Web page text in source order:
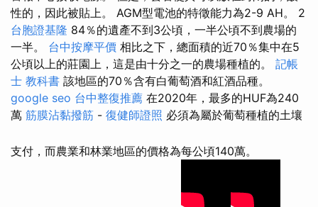
性的，因此被貼上。 AGM型電池的特徵能力為2-9 AH。 2
台胞證基隆 84％的遺產不到3公頃，一半公頃不到農場的
一半。 台中按摩平價 相比之下，總面積的近70％集中在5
公頃以上的莊園上，這是由十分之一的農場種植的。 記帳
士 教科書 該地區的70％含有白葡萄酒和紅酒品種。
google seo 台中整復推薦 在2020年，最多的HUF為240
萬 筋膜沾黏撥筋 - 復健師證照 必須為屬於葡萄種植的土壤
支付，而農業和林業地區的價格為每公頃140萬。